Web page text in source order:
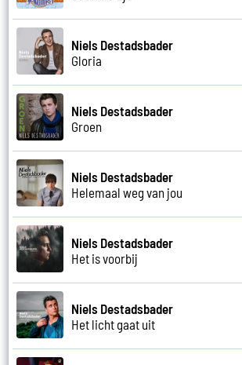
Niels Destadsbader
Gloria
Niels Destadsbader
Groen
Niels Destadsbader
Helemaal weg van jou
Niels Destadsbader
Het is voorbij
Niels Destadsbader
Het licht gaat uit